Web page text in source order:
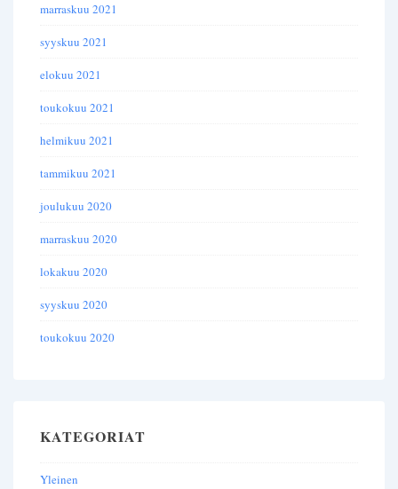
marraskuu 2021
syyskuu 2021
elokuu 2021
toukokuu 2021
helmikuu 2021
tammikuu 2021
joulukuu 2020
marraskuu 2020
lokakuu 2020
syyskuu 2020
toukokuu 2020
KATEGORIAT
Yleinen